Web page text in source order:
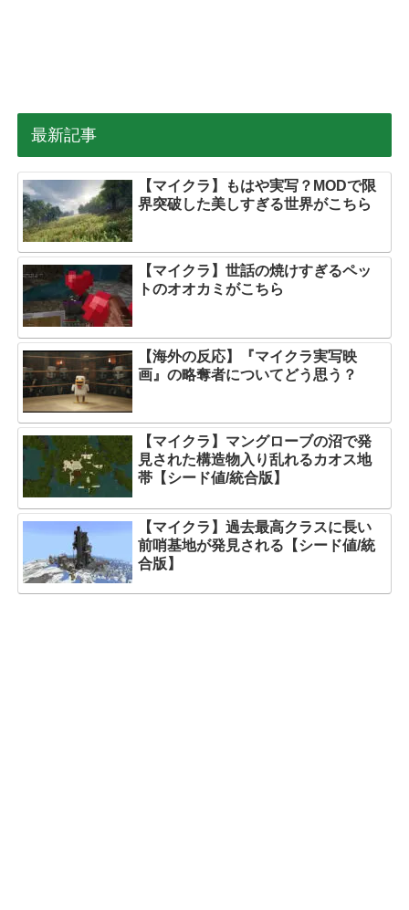
最新記事
【マイクラ】もはや実写？MODで限
界突破した美しすぎる世界がこちら
【マイクラ】世話の焼けすぎるペッ
トのオオカミがこちら
【海外の反応】『マイクラ実写映
画』の略奪者についてどう思う？
【マイクラ】マングローブの沼で発
見された構造物入り乱れるカオス地
帯【シード値/統合版】
【マイクラ】過去最高クラスに長い
前哨基地が発見される【シード値/統
合版】